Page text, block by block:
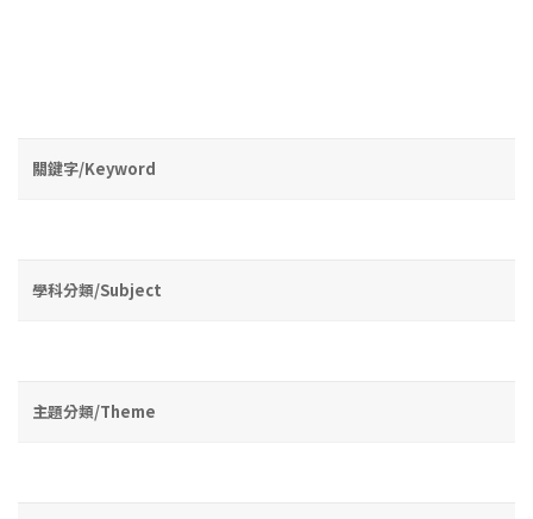
關鍵字/Keyword
學科分類/Subject
主題分類/Theme